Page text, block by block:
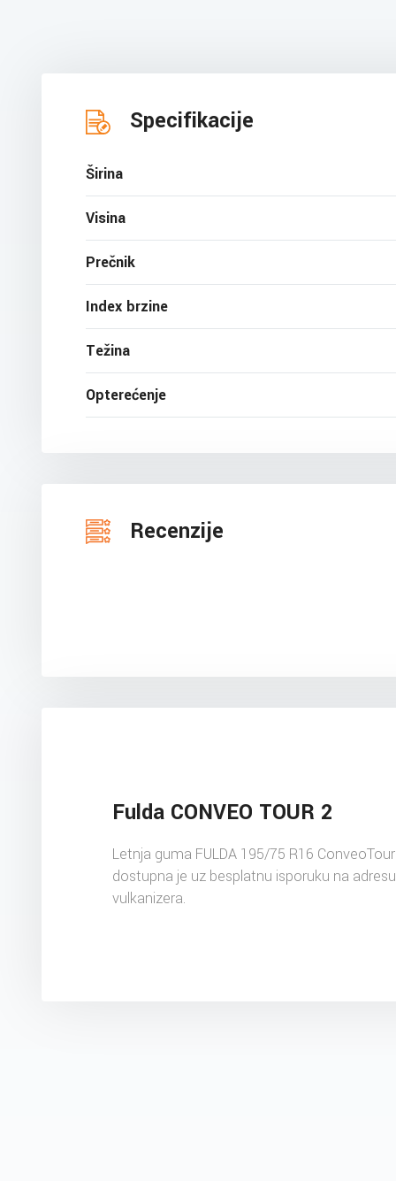
Specifikacije
Širina
Visina
Prečnik
Index brzine
Težina
Opterećenje
Recenzije
Fulda CONVEO TOUR 2
Letnja guma FULDA 195/75 R16
dostupna je uz besplatnu isporuku na
vulkanizera.